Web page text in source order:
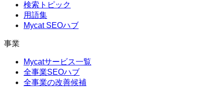
検索トピック
用語集
Mycat SEOハブ
事業
Mycatサービス一覧
全事業SEOハブ
全事業の改善候補